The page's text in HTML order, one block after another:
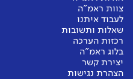
צוות ראמ"ה
לעבוד איתנו
שאלות ותשובות
רכזות הערכה
בלוג ראמ"ה
יצירת קשר
הצהרת נגישות